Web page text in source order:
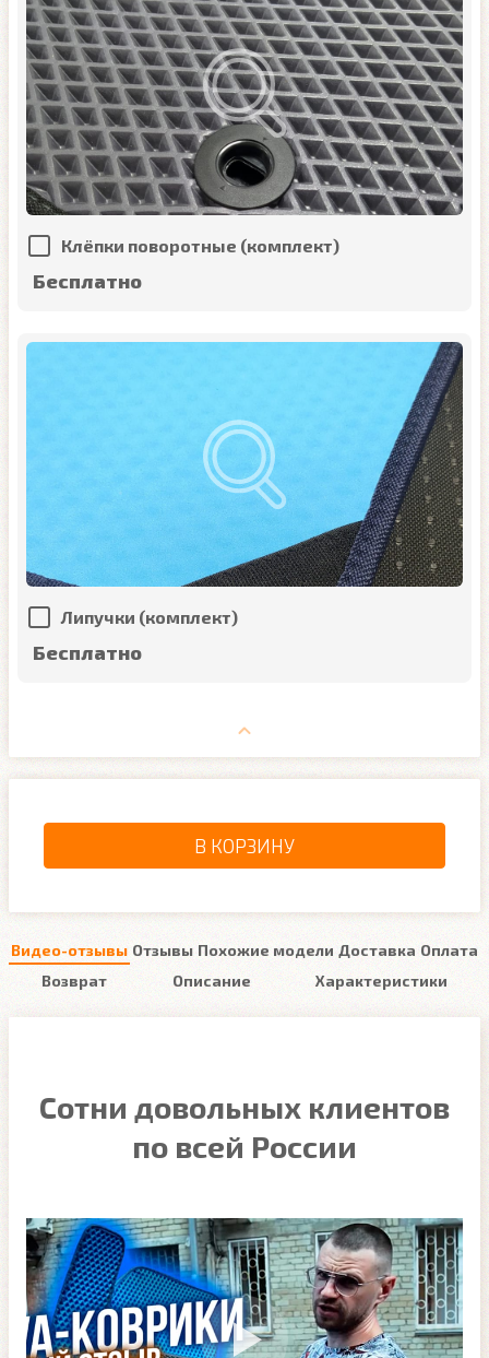
Клёпки поворотные (комплект)
Бесплатно
Липучки (комплект)
Бесплатно
В КОРЗИНУ
Видео-отзывы Отзывы Похожие модели Доставка Оплата
Возврат
Описание Характеристики
Сотни довольных клиентов
по всей России